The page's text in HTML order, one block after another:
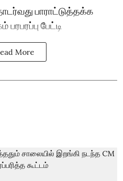
பாராட்டுத்தக்க
பேட்டி
More